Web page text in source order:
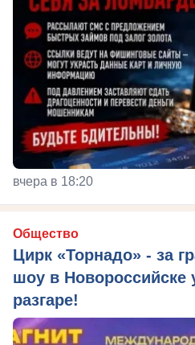
вчера в 18:20
Общество
Цирк «Торнадо» - за
шоу в Новороссийске
разгаре!